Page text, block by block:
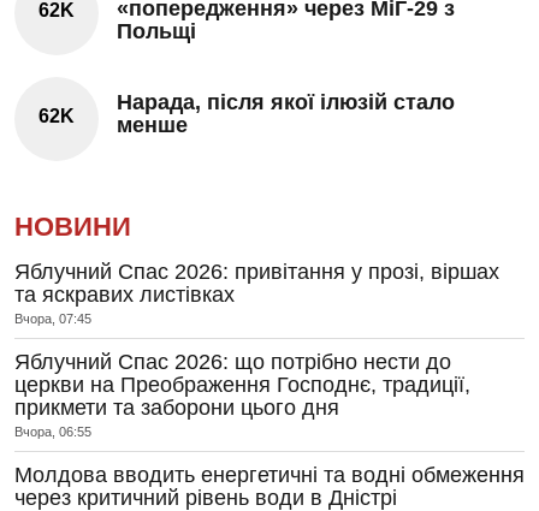
62K
«попередження» через МіГ-29 з
Польщі
62K
Нарада, після якої ілюзій стало
менше
НОВИНИ
Яблучний Спас 2026: привітання у прозі, віршах
та яскравих листівках
Вчора, 07:45
Яблучний Спас 2026: що потрібно нести до
церкви на Преображення Господнє, традиції,
прикмети та заборони цього дня
Вчора, 06:55
Молдова вводить енергетичні та водні обмеження
через критичний рівень води в Дністрі